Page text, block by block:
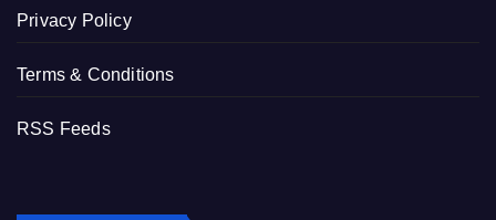
Privacy Policy
Terms & Conditions
RSS Feeds